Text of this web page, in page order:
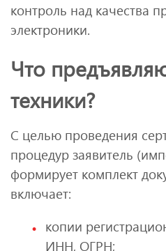
контроль над качества
электроники.
Что
техники?
С целью проведения
процедур заявитель
формирует комплект
включает:
копии
ИНН, ОГРН;